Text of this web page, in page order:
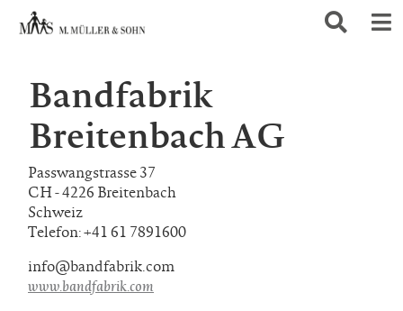
Bandfabrik
Breitenbach AG
Passwangstrasse 37
CH - 4226 Breitenbach
Schweiz
Telefon: +41 61 7891600
info@bandfabrik.com
www.bandfabrik.com